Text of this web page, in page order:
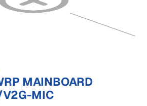
MAINBOARD
MIC